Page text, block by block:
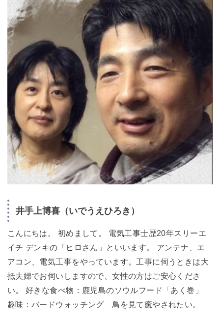
井手上博喜（いでうえひろき）
こんにちは。 初めまして。 電気工事士歴20年スリーエ
イチ デンキの「ヒロさん」といいます。 アンテナ、エ
アコン、電気工事をやっています。工事に伺うときは大
抵夫婦でお伺いしますので、女性の方はご安心くださ
い。 好きな食べ物：鹿児島のソウルフード「あく巻」
趣味：バードウォッチング 鳥を見て癒やされたい。